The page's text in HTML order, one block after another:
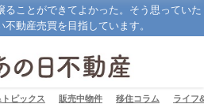
ることができてよかった。そう思っていた
不動産売買を目指しています。
ピックス 販売中物件 移住コラム ライフ